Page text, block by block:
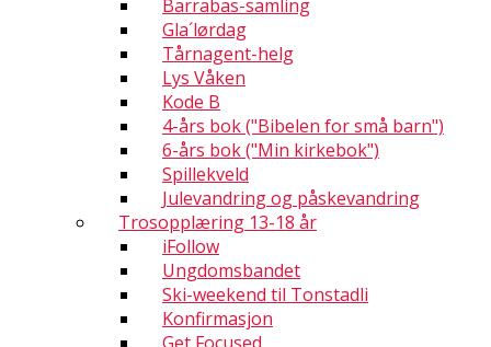
Barrabas-samling
Gla´lørdag
Tårnagent-helg
Lys Våken
Kode B
4-års bok ("Bibelen for små barn")
6-års bok ("Min kirkebok")
Spillekveld
Julevandring og påskevandring
Trosopplæring 13-18 år
iFollow
Ungdomsbandet
Ski-weekend til Tonstadli
Konfirmasjon